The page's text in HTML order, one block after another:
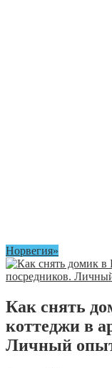
Норвегия»
Как снять
коттеджи в
Личный